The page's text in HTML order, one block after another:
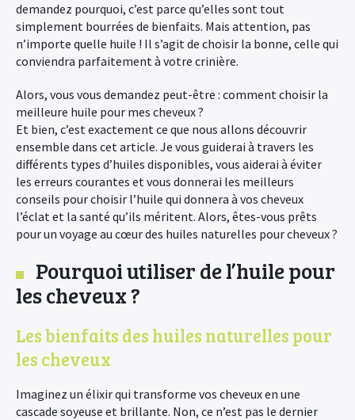
demandez pourquoi, c’est parce qu’elles sont tout
simplement bourrées de bienfaits. Mais attention, pas
n’importe quelle huile ! Il s’agit de choisir la bonne, celle qui
conviendra parfaitement à votre crinière.
Alors, vous vous demandez peut-être : comment choisir la
meilleure huile pour mes cheveux ?
Et bien, c’est exactement ce que nous allons découvrir
ensemble dans cet article. Je vous guiderai à travers les
différents types d’huiles disponibles, vous aiderai à éviter
les erreurs courantes et vous donnerai les meilleurs
conseils pour choisir l’huile qui donnera à vos cheveux
l’éclat et la santé qu’ils méritent. Alors, êtes-vous prêts
pour un voyage au cœur des huiles naturelles pour cheveux ?
Pourquoi utiliser de l’huile pour
les cheveux ?
Les bienfaits des huiles naturelles pour
les cheveux
Imaginez un élixir qui transforme vos cheveux en une
cascade soyeuse et brillante. Non, ce n’est pas le dernier